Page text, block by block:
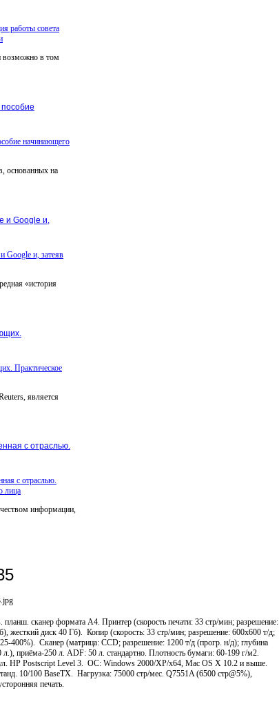
возможно в том
основанных на
и Google и,
«история
является
с отраслью.
информации,
сканер формата А4. Принтер (скорость печати: 33 стр/мин; разрешение:
жеcткий диск 40 Гб). Копир (скорость: 33 стр/мин; разрешение: 600х600 т/д;
400%). Сканер (матрица: CCD; разрешение: 1200 т/д (прогр. н/д); глубина
приёма-250 л. ADF: 50 л. стандартно. Плотность бумаги: 60-199 г/м2.
HP Postscript Level 3. ОС: Windows 2000/XP/х64, Mac OS X 10.2 и выше.
10/100 BaseTX. Нагрузка: 75000 стр/мес. Q7551A (6500 стр@5%),
печать.